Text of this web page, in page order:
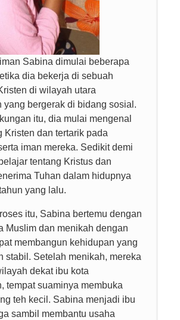
Sabina dimulai beberapa
dia bekerja di sebuah
di wilayah utara
yang bergerak di bidang sosial.
itu, dia mulai mengenal
Kristen dan tertarik pada
iman mereka. Sedikit demi
tentang Kristus dan
Tuhan dalam hidupnya
yang lalu.
itu, Sabina bertemu dengan
Muslim dan menikah dengan
membangun kehidupan yang
stabil. Setelah menikah, mereka
dekat ibu kota
tempat suaminya membuka
teh kecil. Sabina menjadi ibu
sambil membantu usaha